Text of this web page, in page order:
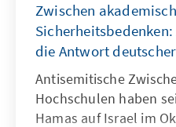
Zwischen
die Antwort
Antisemitische
Hochschulen haben
Hamas auf Israel im